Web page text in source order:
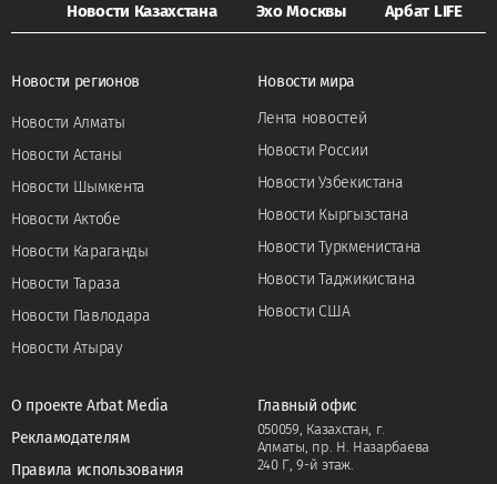
Новости Казахстана Эхо Москвы Арбат LIFE
Новости регионов
Новости Алматы
Новости Астаны
Новости Шымкента
Новости Актобе
Новости Караганды
Новости Тараза
Новости Павлодара
Новости Атырау
Новости мира
Лента новостей
Новости России
Новости Узбекистана
Новости Кыргызстана
Новости Туркменистана
Новости Таджикистана
Новости США
О проекте Arbat Media
Рекламодателям
Правила использования
Главный офис
050059, Казахстан, г.
Алматы, пр. Н. Назарбаева
240 Г, 9-й этаж.